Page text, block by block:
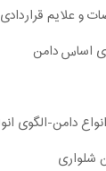
و علایم
اساس دامن
دامن-الگوی
شلواری